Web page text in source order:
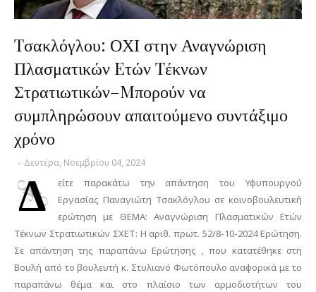
Tσακλόγλου: ΟΧΙ στην Αναγνώριση
Πλασματικών Eτών Tέκνων
Στρατιωτικών–Mπορούν να
συμπληρώσουν απαιτούμενο συντάξιμο
χρόνο
- Δευτέρα, Νοεμβρίου 04, 2024
Δ
είτε παρακάτω την απάντηση του Υφυπουργού
Εργασίας Παναγιώτη Τσακλόγλου σε κοινοβουλευτική
ερώτηση με ΘΕΜΑ: Αναγνώριση Πλασματικών Ετών
Τέκνων Στρατιωτικών ΣΧΕΤ: Η αριθ. πρωτ. 52/8-10-2024 Ερώτηση.
Σε απάντηση της παραπάνω Ερώτησης , που κατατέθηκε στη
Βουλή από το βουλευτή κ. Στυλιανό Φωτόπουλο αναφορικά με το
παραπάνω θέμα και στο πλαίσιο των αρμοδιοτήτων του